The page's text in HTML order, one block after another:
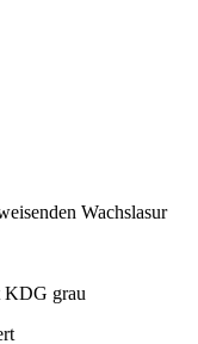
Wachslasur
KDG grau